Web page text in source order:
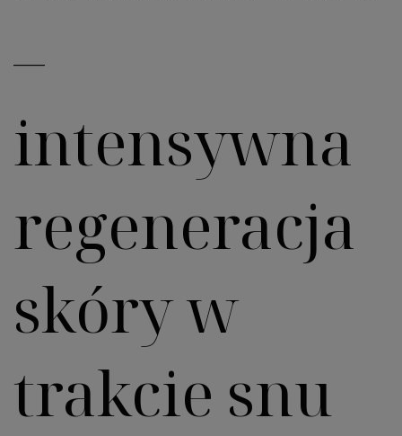
–
intensywna
regeneracja
skóry w
trakcie snu